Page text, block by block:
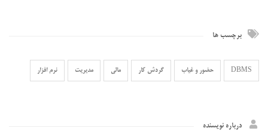
برچسب ها
DBMS حضور و غیاب گردش کار مالی مدیریت نرم افزار
درباره نویسنده